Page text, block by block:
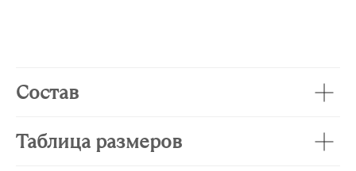
Состав
Таблица размеров